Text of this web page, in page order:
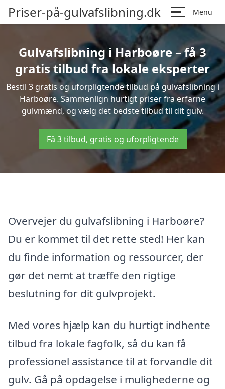
Priser-på-gulvafslibning.dk Menu
Gulvafslibning i Harboøre – få 3
gratis tilbud fra lokale eksperter
Bestil 3 gratis og uforpligtende tilbud på gulvafslibning i
Harboøre. Sammenlign hurtigt priser fra erfarne
gulvmænd, og vælg det bedste tilbud til dit gulv.
Få 3 tilbud, gratis og uforpligtende
Overvejer du gulvafslibning i Harboøre?
Du er kommet til det rette sted! Her kan
du finde information og ressourcer, der
gør det nemt at træffe den rigtige
beslutning for dit gulvprojekt.
Med vores hjælp kan du hurtigt indhente
tilbud fra lokale fagfolk, så du kan få
professionel assistance til at forvandle dit
gulv. Gå på opdagelse i mulighederne og